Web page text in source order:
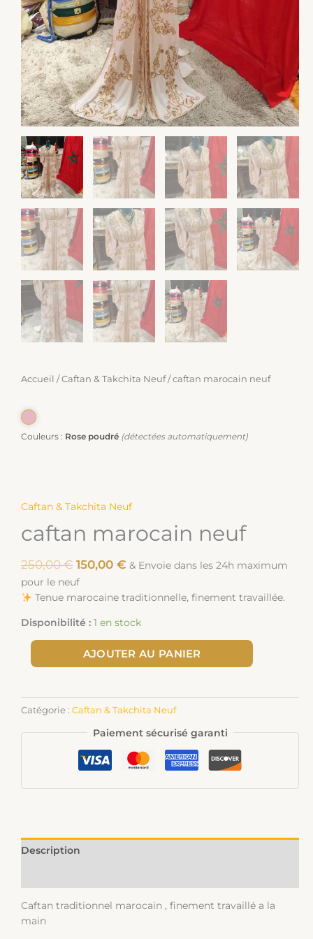
Accueil /Caftan & Takchita Neuf/ caftan marocain neuf
Couleurs : Rose poudré (détectées automatiquement)
Caftan & Takchita Neuf
caftan marocain neuf
250,00€ 150,00 € & Envoie dans les 24h maximum
pour le neuf
Tenue marocaine traditionnelle, finement travaillée.
Disponibilité : 1 en stock
AJOUTER AU PANIER
Catégorie : Caftan & Takchita Neuf
Paiement sécurisé garanti
Description
Caftan traditionnel marocain , finement travaillé a la
main